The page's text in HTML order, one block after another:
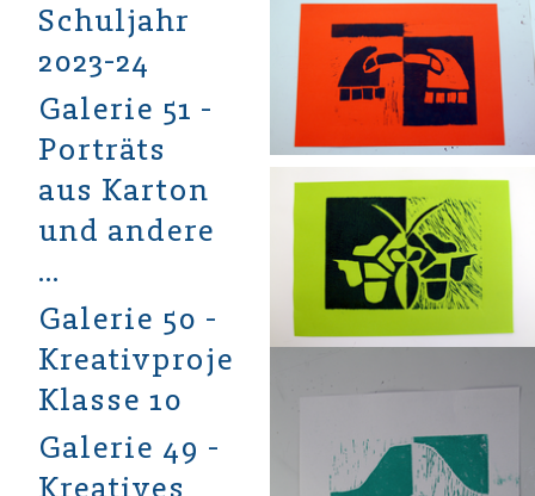
Schuljahr
2023-24
Galerie 51 -
Porträts
aus Karton
und andere
…
Galerie 50 -
Kreativprojekt
Klasse 10
Galerie 49 -
Kreatives